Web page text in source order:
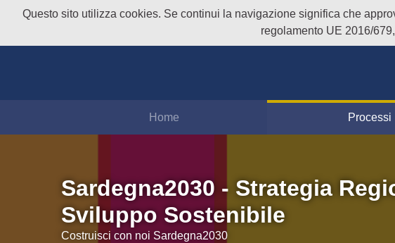
Questo sito utilizza cookies. Se continui la navigazione significa che
regolamento UE 2016/
Home Processi
Sardegna2030 - Strategia
Sviluppo Sostenibile
Costruisci con noi Sardegna2030